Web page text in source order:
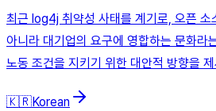
최근 log4j 취약성 사태를 계기로, 오픈 소
아니라 대기업의 요구에 영합하는 문화라
노동 조건을 지키기 위한 대안적 방향을
🇰🇷Korean